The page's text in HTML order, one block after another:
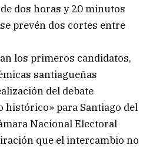
dos horas y 20 minutos
prevén dos cortes entre
los primeros candidatos,
santiagueñas
del debate
histórico» para Santiago del
Nacional Electoral
que el intercambio no